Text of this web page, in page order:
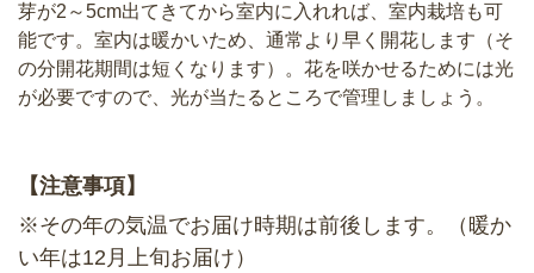
芽が2～5cm出てきてから室内に入れれば、室内栽培も可
能です。室内は暖かいため、通常より早く開花します（そ
の分開花期間は短くなります）。花を咲かせるためには光
が必要ですので、光が当たるところで管理しましょう。
【注意事項】
※その年の気温でお届け時期は前後します。（暖か
い年は12月上旬お届け）